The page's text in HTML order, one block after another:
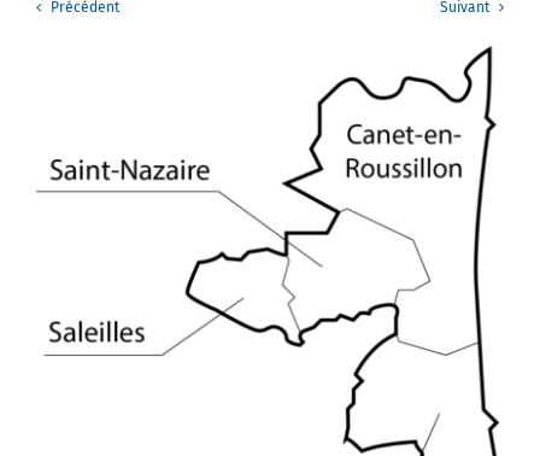
Précédent Suivant